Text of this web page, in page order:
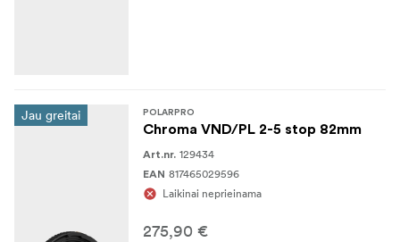
Jau greitai POLARPRO
Chroma VND/PL 2-5 stop 82mm
Art.nr. 129434
EAN 817465029596
Laikinai neprieinama
275,90 €